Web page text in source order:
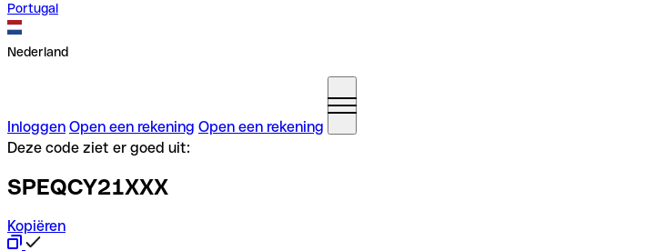
Portugal
Nederland
Inloggen Open een rekening Open een rekening
Deze code ziet er goed uit:
SPEQCY21XXX
Kopiëren